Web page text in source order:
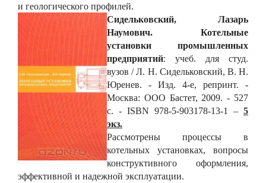
и геологического профилей.
Сидельковский, Лазарь
Наумович.
Котельные
установки промышленных
предприятий: учеб. для студ.
вузов / Л. Н. Сидельковский, В. Н.
Юренев. - Изд. 4-е, репринт. -
Москва: ООО Бастет, 2009. - 527
с. - ISBN 978-5-903178-13-1 – 5
экз.
Рассмотрены процессы в
котельных установках, вопросы
конструктивного оформления,
эффективной и надежной эксплуатации.